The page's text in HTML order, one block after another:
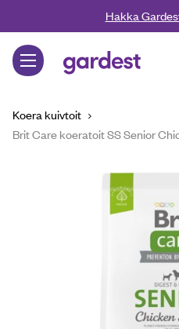
Liigu edasi põhisisu juurde
Hakka
Koera kuivtoit
Brit Care koeratoit SS Senior